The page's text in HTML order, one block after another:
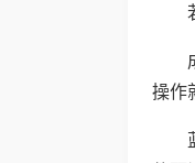
操作